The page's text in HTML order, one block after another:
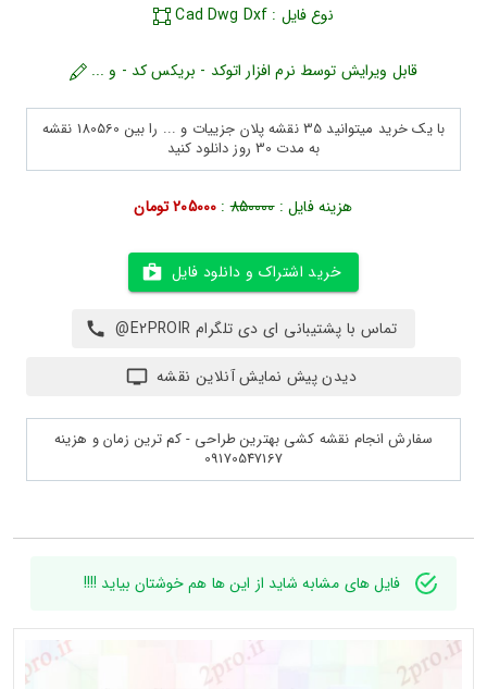
نوع فایل : Cad Dwg Dxf
قابل ویرایش توسط نرم افزار اتوکد - بریکس کد - و ...
با یک خرید میتوانید 35 نقشه پلان جزییات و ... را بین 180560 نقشه
به مدت 30 روز دانلود کنید
هزینه فایل :850000
: 205000 تومان
خرید اشتراک و دانلود فایل
تماس با پشتیبانی ای دی تلگرام E2PROIR@
دیدن پیش نمایش آنلاین نقشه
سفارش انجام نقشه کشی بهترین طراحی - کم ترین زمان و هزینه
09170547167
فایل های مشابه شاید از این ها هم خوشتان بیاید !!!!